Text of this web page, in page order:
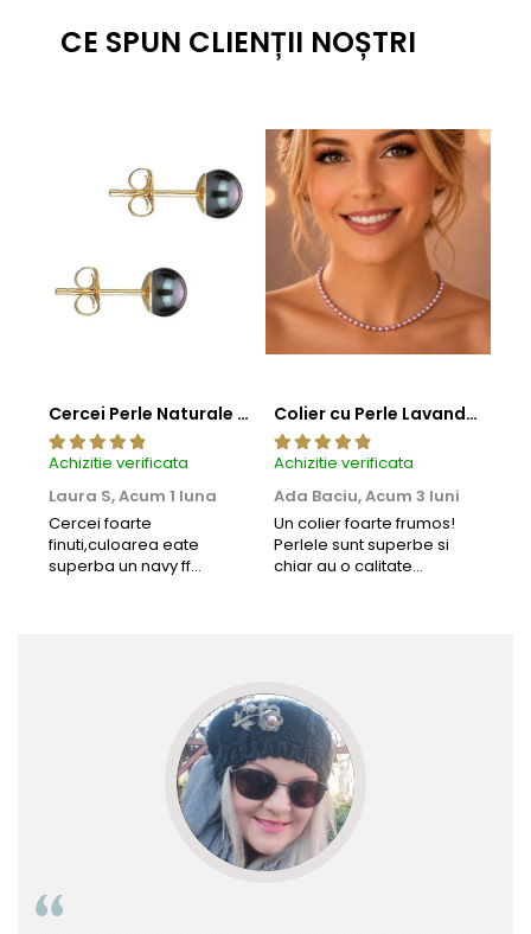
CE SPUN CLIENȚII NOȘTRI
Cercei Perle Naturale Negre 5-6 mm, Buton AAA, Aur 14K (aur 585), Tip Șurub | KASKADDA®
Achizitie verificata
Laura S,Acum 1 luna
Cercei foarte
finuti,culoarea eate
superba un navy ff
Colier cu Perle Lavanda la Baza Gatului, de 4-5 mm, Perle Rare, Calitate AAA+, Aur 14K | KASKADDA®
Achizitie verificata
Ada Baciu,Acum 3 luni
Un colier foarte frumos!
Perlele sunt superbe si
chiar au o calitate